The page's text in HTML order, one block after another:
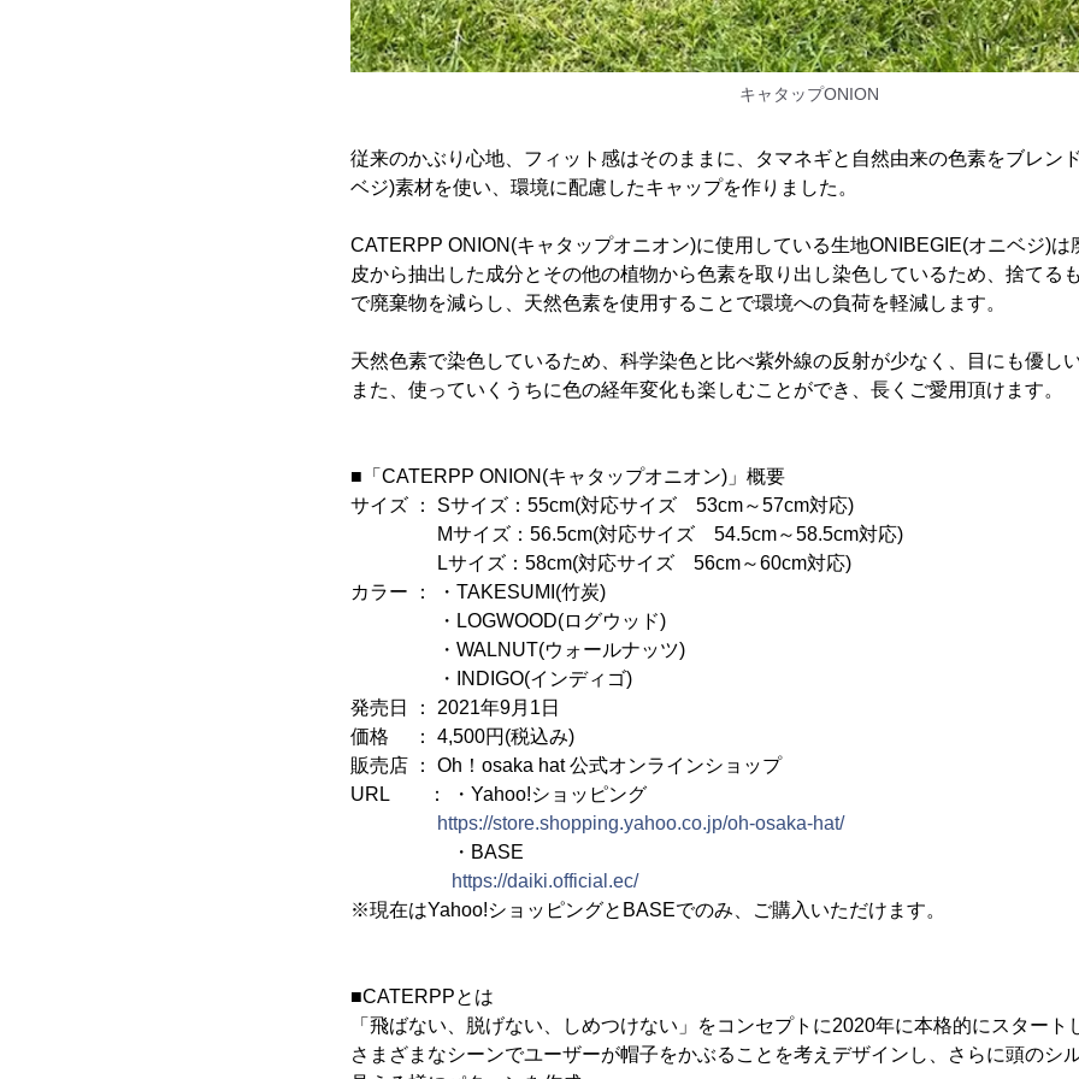
キャタップONION
従来のかぶり心地、フィット感はそのままに、タマネギと自然由来の色素をブレン
ベジ)素材を使い、環境に配慮したキャップを作りました。
CATERPP ONION(キャタップオニオン)に使用している生地ONIBEGIE(オニベジ)は
皮から抽出した成分とその他の植物から色素を取り出し染色しているため、捨てる
で廃棄物を減らし、天然色素を使用することで環境への負荷を軽減します。
天然色素で染色しているため、科学染色と比べ紫外線の反射が少なく、目にも優し
また、使っていくうちに色の経年変化も楽しむことができ、長くご愛用頂けます。
■「CATERPP ONION(キャタップオニオン)」概要
サイズ ： Sサイズ：55cm(対応サイズ 53cm～57cm対応)
Mサイズ：56.5cm(対応サイズ 54.5cm～58.5cm対応)
Lサイズ：58cm(対応サイズ 56cm～60cm対応)
カラー ： ・TAKESUMI(竹炭)
・LOGWOOD(ログウッド)
・WALNUT(ウォールナッツ)
・INDIGO(インディゴ)
発売日 ： 2021年9月1日
価格 ： 4,500円(税込み)
販売店 ： Oh！osaka hat 公式オンラインショップ
URL ： ・Yahoo!ショッピング
https://store.shopping.yahoo.co.jp/oh-osaka-hat/
・BASE
https://daiki.official.ec/
※現在はYahoo!ショッピングとBASEでのみ、ご購入いただけます。
■CATERPPとは
「飛ばない、脱げない、しめつけない」をコンセプトに2020年に本格的にスタート
さまざまなシーンでユーザーが帽子をかぶることを考えデザインし、さらに頭のシ